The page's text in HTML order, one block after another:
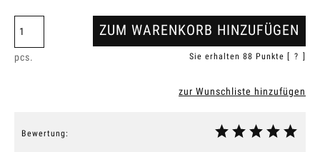
pcs.
ZUM WARENKORB HINZUFÜGEN
Sie erhalten 88 Punkte [ ? ]
zur Wunschliste hinzufügen
Bewertung: